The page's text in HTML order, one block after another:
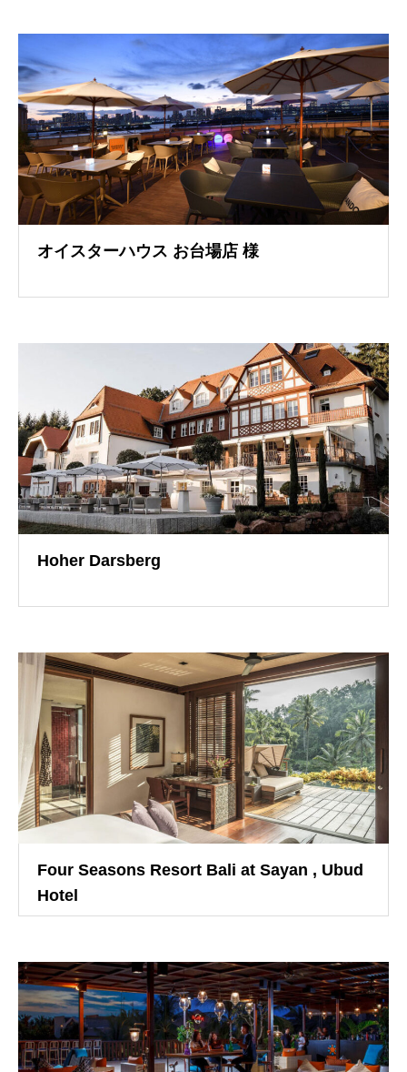
オイスターハウス お台場店 様
Hoher Darsberg
導入事例
Four Seasons Resort Bali at Sayan , Ubud
Hotel
導入事例